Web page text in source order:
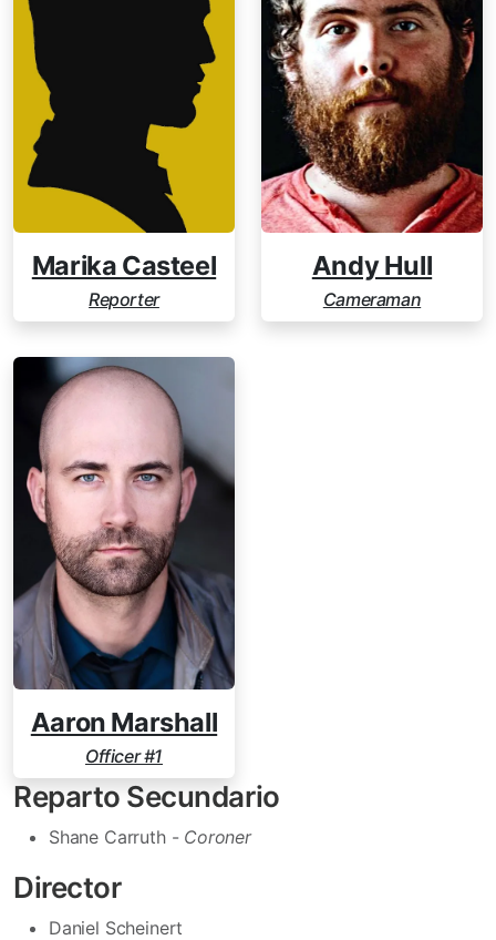
Marika Casteel
Reporter
Andy Hull
Cameraman
Aaron Marshall
Officer #1
Reparto Secundario
Shane Carruth - Coroner
Director
Daniel Scheinert